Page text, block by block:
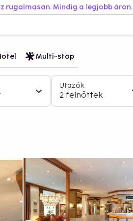
rugalmasan. Mindig a legjobb áron.
Multi-stop
Utazók
2 felnőttek